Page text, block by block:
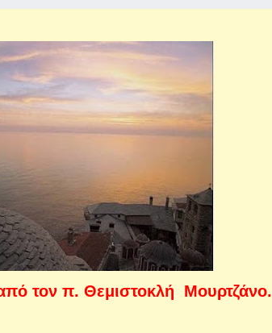
τον π. Θεμιστοκλή Μουρτζάνο.